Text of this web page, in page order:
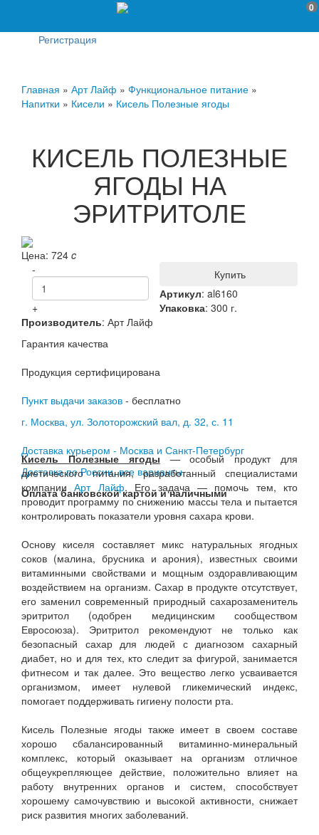
0
Регистрация
Главная » Арт Лайф » Функциональное питание »
Напитки » Кисели » Кисель Полезные ягоды
КИСЕЛЬ ПОЛЕЗНЫЕ
ЯГОДЫ НА
ЭРИТРИТОЛЕ
Цена: 724 c
-
+
Купить
Артикул: al6160
Упаковка: 300 г.
Производитель: Арт Лайф
Гарантия качества
Продукция сертифицирована
Пункт выдачи заказов - бесплатно
г. Москва, ул. Золоторожский вал, д. 32, с. 11
Доставка курьером - Москва и Санкт-Петербург
Доставка по России, все варианты
Оплата банковской картой и наличными
Кисель Полезные ягоды— особый продукт для
диетического питания, разработанный специалистами
компанииАрт Лайф. Его задача — помочь тем, кто
проводит программу по снижению массы тела и пытается
контролировать показатели уровня сахара крови.
Основу киселя составляет микс натуральных ягодных
соков (малина, брусника и арония), известных своими
витаминными свойствами и мощным оздоравливающим
воздействием на организм. Сахар в продукте отсутствует,
его заменил современный природный сахарозаменитель
эритритол (одобрен медицинским сообществом
Евросоюза). Эритритол рекомендуют не только как
безопасный сахар для людей с диагнозом сахарный
диабет, но и для тех, кто следит за фигурой, занимается
фитнесом и так далее. Это вещество легко усваивается
организмом, имеет нулевой гликемический индекс,
помогает поддерживать гигиену полости рта.
Кисель Полезные ягоды также имеет в своем составе
хорошо сбалансированный витаминно-минеральный
комплекс, который оказывает на организм отличное
общеукрепляющее действие, положительно влияет на
работу внутренних органов и систем, способствует
хорошему самочувствию и высокой активности, снижает
риск развития многих заболеваний.